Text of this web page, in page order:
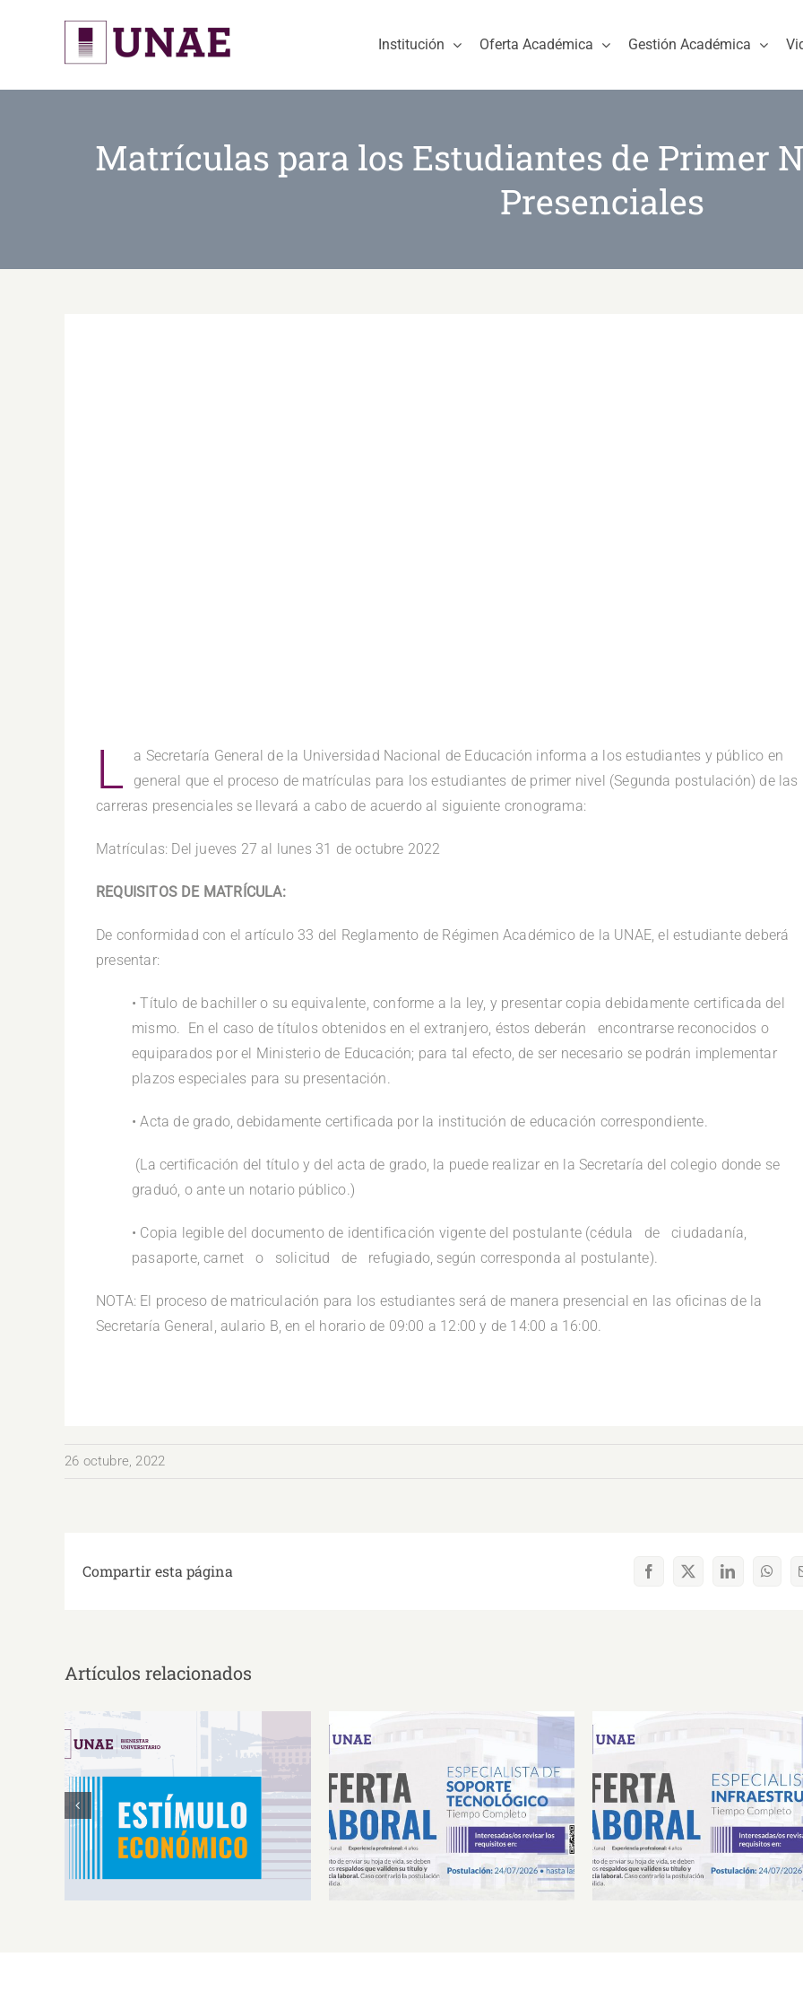
Institución Oferta Académica Gestión Académica
Matrículas para los Estudiantes de Primer
Presenciales
L
a Secretaría General de la Universidad Nacional de Educación informa a los estudiantes y público en
general que el proceso de matrículas para los estudiantes de primer nivel (Segunda postulación) de las
carreras presenciales se llevará a cabo de acuerdo al siguiente cronograma:
Matrículas: Del jueves 27 al lunes 31 de octubre 2022
REQUISITOS DE MATRÍCULA:
De conformidad con el artículo 33 del Reglamento de Régimen Académico de la UNAE, el estudiante deberá
presentar:
• Título de bachiller o su equivalente, conforme a la ley, y presentar copia debidamente certificada del
mismo. En el caso de títulos obtenidos en el extranjero, éstos deberán encontrarse reconocidos o
equiparados por el Ministerio de Educación; para tal efecto, de ser necesario se podrán implementar
plazos especiales para su presentación.
• Acta de grado, debidamente certificada por la institución de educación correspondiente.
(La certificación del título y del acta de grado, la puede realizar en la Secretaría del colegio donde se
graduó, o ante un notario público.)
• Copia legible del documento de identificación vigente del postulante (cédula de ciudadanía,
pasaporte, carnet o solicitud de refugiado, según corresponda al postulante).
NOTA: El proceso de matriculación para los estudiantes será de manera presencial en las oficinas de la
Secretaría General, aulario B, en el horario de 09:00 a 12:00 y de 14:00 a 16:00.
26 octubre, 2022
Compartir esta página Facebook
X LinkedIn
Artículos relacionados
Estímulos Económicos para
Deportistas de Alto
Rendimiento IS2026
Oferta Laboral Especialista de
Soporte Tecnológico
Oferta Laboral Especialista
Infraestructura